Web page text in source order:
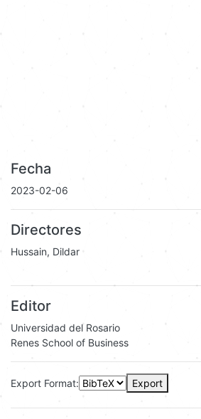
Fecha
2023-02-06
Directores
Hussain, Dildar
Editor
Universidad del Rosario
Renes School of Business
Export Format: Export